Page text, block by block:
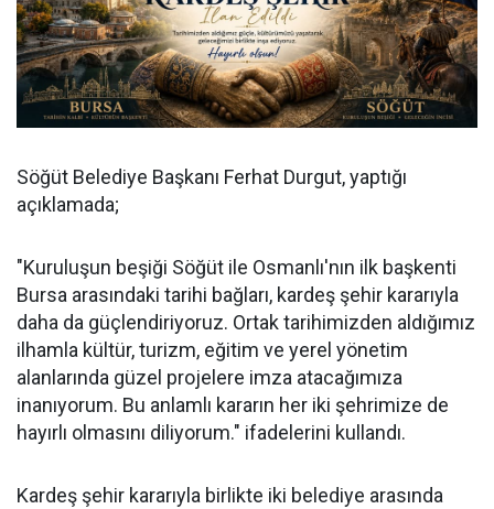
Söğüt Belediye Başkanı Ferhat Durgut, yaptığı
açıklamada;
"Kuruluşun beşiği Söğüt ile Osmanlı'nın ilk başkenti
Bursa arasındaki tarihi bağları, kardeş şehir kararıyla
daha da güçlendiriyoruz. Ortak tarihimizden aldığımız
ilhamla kültür, turizm, eğitim ve yerel yönetim
alanlarında güzel projelere imza atacağımıza
inanıyorum. Bu anlamlı kararın her iki şehrimize de
hayırlı olmasını diliyorum." ifadelerini kullandı.
Kardeş şehir kararıyla birlikte iki belediye arasında